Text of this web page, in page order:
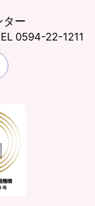
ター
0594-22-1211